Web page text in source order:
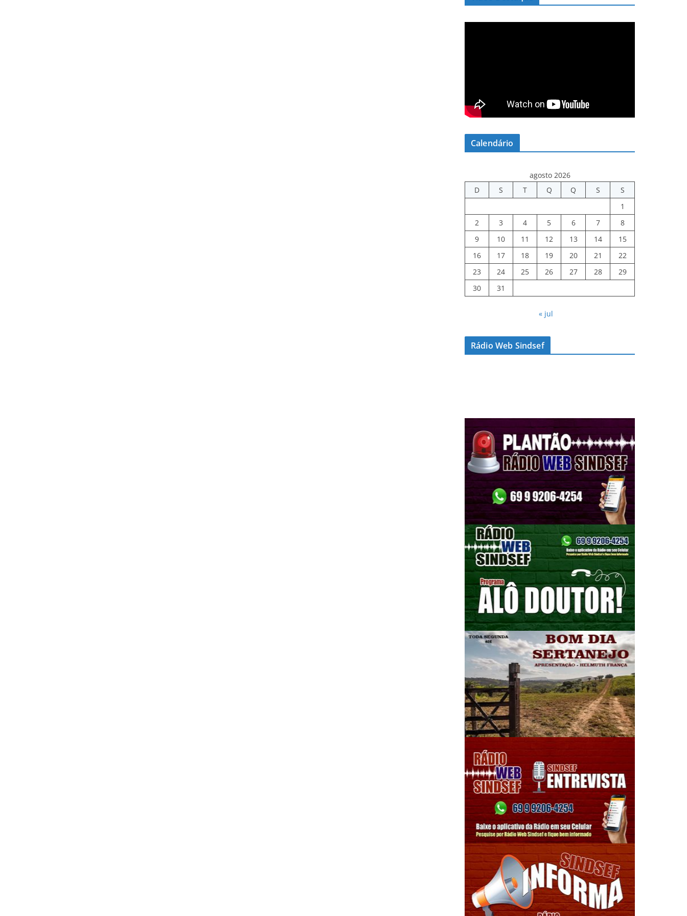
Calendário
agosto 2026
D
S T Q Q S
S
1
2
3 4 5 6 7
8
9
10 11 12 13 14
15
16
17 18 19 20 21
22
23
24 25 26 27 28
29
30
31
« jul
Rádio Web Sindsef